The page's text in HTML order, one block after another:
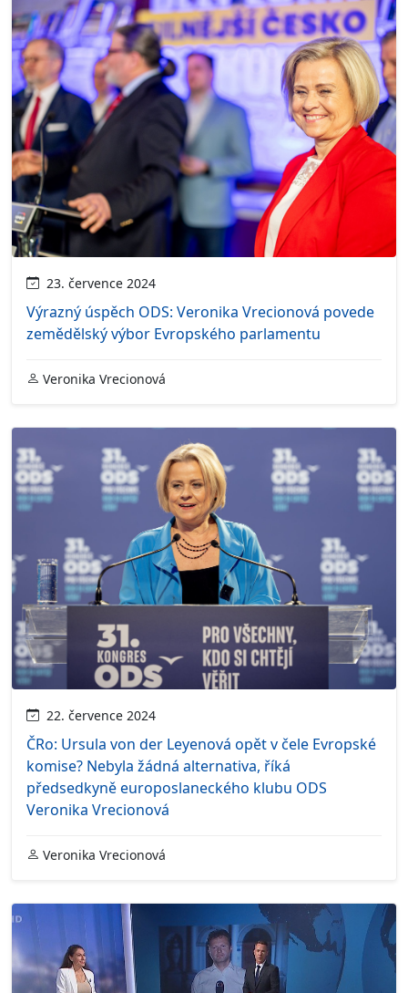
23. července 2024
Výrazný úspěch ODS: Veronika Vrecionová povede
zemědělský výbor Evropského parlamentu
Veronika Vrecionová
22. července 2024
ČRo: Ursula von der Leyenová opět v čele Evropské
komise? Nebyla žádná alternativa, říká
předsedkyně europoslaneckého klubu ODS
Veronika Vrecionová
Veronika Vrecionová